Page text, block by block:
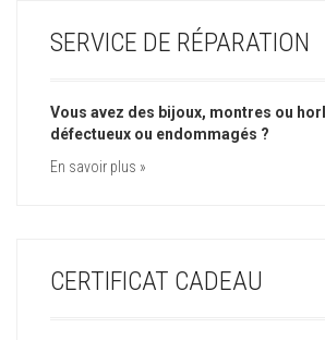
SERVICE DE RÉPARATION
Vous avez des bijoux, montres ou
défectueux ou endommagés ?
En savoir plus »
CERTIFICAT CADEAU